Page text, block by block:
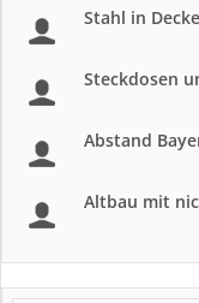
Stahl in
Steckdosen
Abstand
Altbau mit